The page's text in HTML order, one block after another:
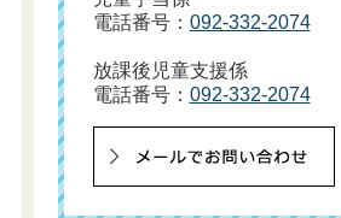
電話番号： 092-332-2074
放課後児童支援係
電話番号： 092-332-2074